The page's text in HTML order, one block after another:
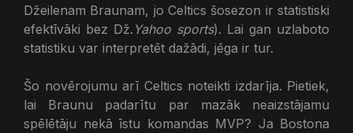
Džeilenam Braunam, jo ​​Celtics šosezon ir statistiski
efektīvāki bez Dž. Yahoo sports). Lai gan uzlaboto
statistiku var interpretēt dažādi, jēga ir tur.
Šo novērojumu arī Celtics noteikti izdarīja. Pietiek,
lai Braunu padarītu par mazāk neaizstājamu
spēlētāju nekā īstu komandas MVP? Ja Bostona